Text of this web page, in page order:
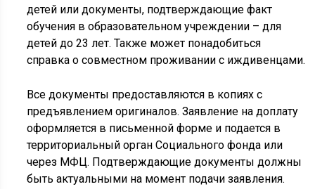
детей или документы, подтверждающие факт
обучения в образовательном учреждении – для
детей до 23 лет. Также может понадобиться
справка о совместном проживании с иждивенцами.
Все документы предоставляются в копиях с
предъявлением оригиналов. Заявление на доплату
оформляется в письменной форме и подается в
территориальный орган Социального фонда или
через МФЦ. Подтверждающие документы должны
быть актуальными на момент подачи заявления.